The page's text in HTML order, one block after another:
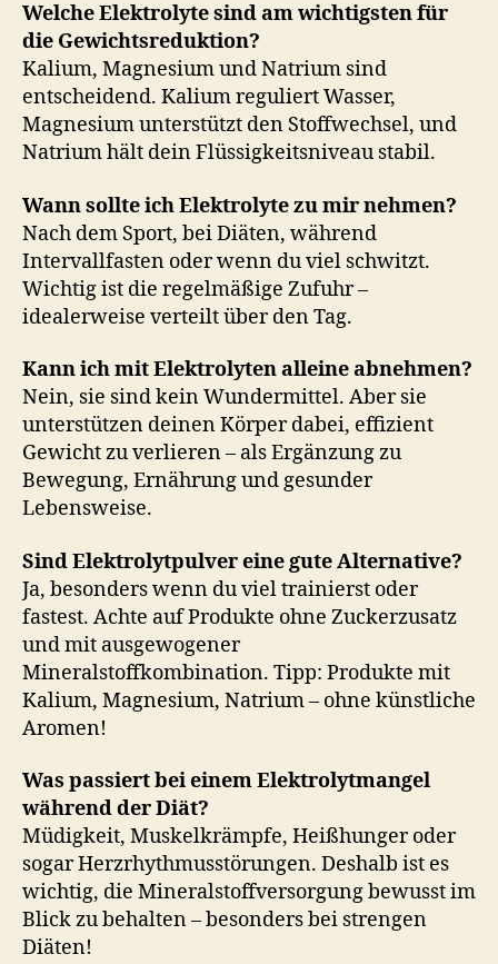
Welche Elektrolyte sind am wichtigsten für
die Gewichtsreduktion?
Kalium, Magnesium und Natrium sind
entscheidend. Kalium reguliert Wasser,
Magnesium unterstützt den Stoffwechsel, und
Natrium hält dein Flüssigkeitsniveau stabil.
Wann sollte ich Elektrolyte zu mir nehmen?
Nach dem Sport, bei Diäten, während
Intervallfasten oder wenn du viel schwitzt.
Wichtig ist die regelmäßige Zufuhr –
idealerweise verteilt über den Tag.
Kann ich mit Elektrolyten alleine abnehmen?
Nein, sie sind kein Wundermittel. Aber sie
unterstützen deinen Körper dabei, effizient
Gewicht zu verlieren – als Ergänzung zu
Bewegung, Ernährung und gesunder
Lebensweise.
Sind Elektrolytpulver eine gute Alternative?
Ja, besonders wenn du viel trainierst oder
fastest. Achte auf Produkte ohne Zuckerzusatz
und mit ausgewogener
Mineralstoffkombination. Tipp: Produkte mit
Kalium, Magnesium, Natrium – ohne künstliche
Aromen!
Was passiert bei einem Elektrolytmangel
während der Diät?
Müdigkeit, Muskelkrämpfe, Heißhunger oder
sogar Herzrhythmusstörungen. Deshalb ist es
wichtig, die Mineralstoffversorgung bewusst im
Blick zu behalten – besonders bei strengen
Diäten!